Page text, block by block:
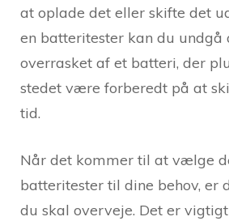
at oplade det eller skifte det
en batteritester kan du undgå
overrasket af et batteri, der
stedet være forberedt på at
tid.
Når det kommer til at vælge
batteritester til dine behov, er
du skal overveje. Det er